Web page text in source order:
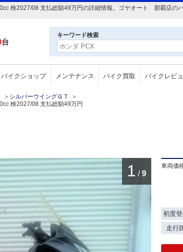
検2027/08 支払総額49万円の詳細情報。ゴヤオート 那覇店の
台
キーワード検索
バイクショップ メンテナンス バイク買取 バイクレビ
＞ シルバーウイングＧＴ
＞
検2027/08 支払総額49万円
1 / 9
車両価
初度
走行